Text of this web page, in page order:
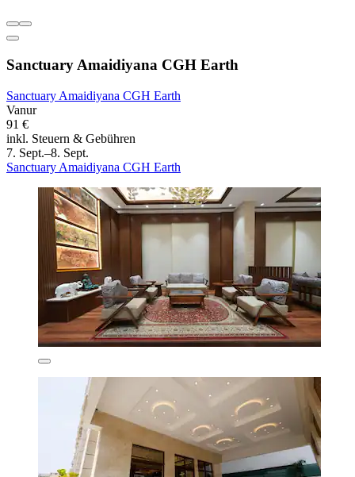
Sanctuary Amaidiyana CGH Earth
Sanctuary Amaidiyana CGH Earth
Vanur
91 €
inkl. Steuern & Gebühren
7. Sept.–8. Sept.
Sanctuary Amaidiyana CGH Earth